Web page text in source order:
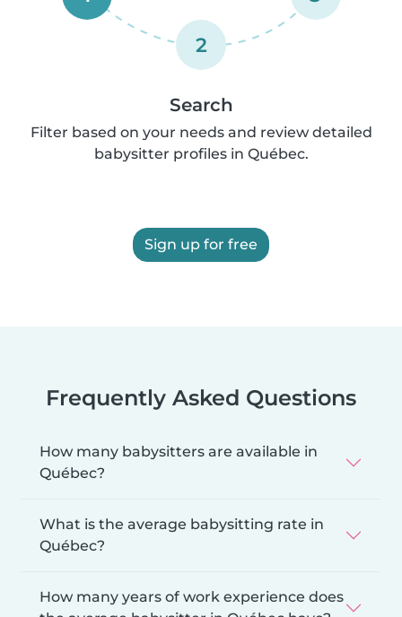
2
Search
Filter based on your needs and review detailed
babysitter profiles in Québec.
Sign up for free
Frequently Asked Questions
How many babysitters are available in
Québec?
What is the average babysitting rate in
Québec?
How many years of work experience does